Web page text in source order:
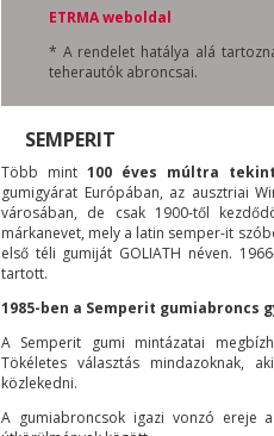
ETRMA weboldal
* A rendelet hatálya alá
teherautók abroncsai.
SEMPERIT
Több mint 100 éves múltra
gumigyárat Európában, az ausztriai
városában, de csak 1900-től
márkanevet, mely a latin semper-it
első téli gumiját GOLIATH néven.
tartott.
1985-ben a Semperit
A Semperit gumi mintázatai
Tökéletes választás mindazoknak,
közlekedni.
A gumiabroncsok igazi vonzó ereje